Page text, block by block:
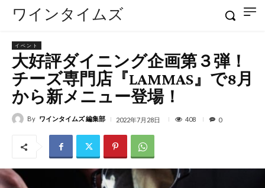
ワインタイムズ
イベント
大好評ダイニング企画第３弾！
チーズ専門店『LAMMAS』で8月
から新メニュー登場！
By ワインタイムズ 編集部 2022年7月28日 408 0